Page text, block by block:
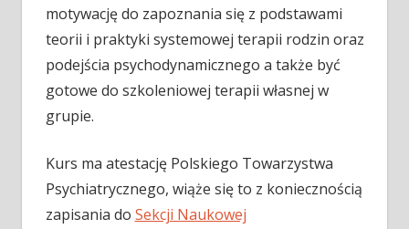
motywację do zapoznania się z podstawami
teorii i praktyki systemowej terapii rodzin oraz
podejścia psychodynamicznego a także być
gotowe do szkoleniowej terapii własnej w
grupie.
Kurs ma atestację Polskiego Towarzystwa
Psychiatrycznego, wiąże się to z koniecznością
zapisania do Sekcji Naukowej